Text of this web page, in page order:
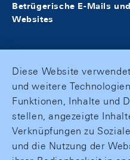
Betrügerische E-Mails
Websites
Diese Website
und weitere
Funktionen, Inhalte und
stellen, angezeigte
Verknüpfungen zu
und die Nutzung der